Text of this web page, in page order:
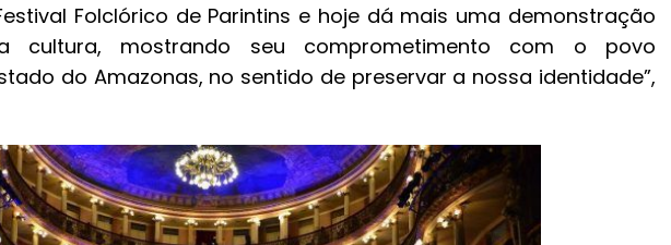
Folclórico de Parintins e hoje dá mais uma demonstração
cultura, mostrando seu comprometimento com o povo
do Amazonas, no sentido de preservar a nossa identidade”,